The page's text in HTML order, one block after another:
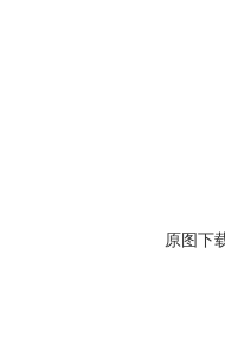
原图下